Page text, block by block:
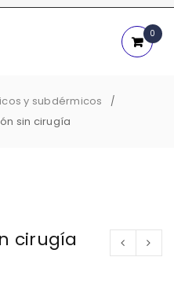
0
y subdérmicos /
sin cirugía
cirugía